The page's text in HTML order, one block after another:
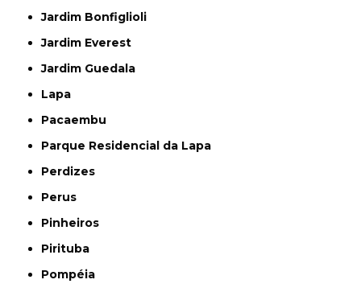
Jardim Bonfiglioli
Jardim Everest
Jardim Guedala
Lapa
Pacaembu
Parque Residencial da Lapa
Perdizes
Perus
Pinheiros
Pirituba
Pompéia